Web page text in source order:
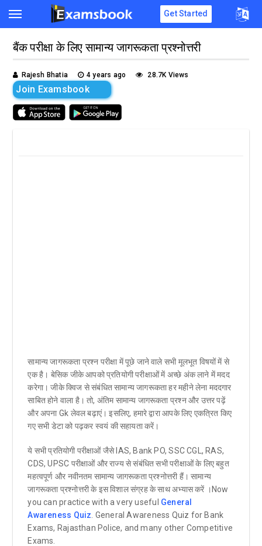
Get Started
बैंक परीक्षा के लिए सामान्य जागरूकता प्रश्नोत्तरी
Rajesh Bhatia 4 years ago 28.7K Views
Join Examsbook
सामान्य जागरूकता प्रश्न परीक्षा में पूछे जाने वाले सभी मूलभूत विषयों में से
एक है। बेसिक जीके आपको प्रतियोगी परीक्षाओं में अच्छे अंक लाने में मदद
करेगा। जीके क्विज से संबंधित सामान्य जागरूकता हर महीने लेना मददगार
साबित होने वाला है। तो, अंतिम सामान्य जागरूकता प्रश्न और उत्तर पढ़ें
और अपना Gk लेवल बढ़ाएं। इसलिए, हमारे द्वारा आपके लिए एकत्रित किए
गए सभी डेटा को पढ़कर स्वयं की सहायता करें।
ये सभी प्रतियोगी परीक्षाओं जैसे IAS, Bank PO, SSC CGL, RAS,
CDS, UPSC परीक्षाओं और राज्य से संबंधित सभी परीक्षाओं के लिए बहुत
महत्वपूर्ण और नवीनतम सामान्य जागरूकता प्रश्नोत्तरी हैं। सामान्य
जागरूकता प्रश्नोत्तरी के इस विशाल संग्रह के साथ अभ्यास करें ।Now
you can practice with a very useful General
Awareness Quiz . General Awareness Quiz for Bank
Exams, Rajasthan Police, and many other Competitive
Exams.